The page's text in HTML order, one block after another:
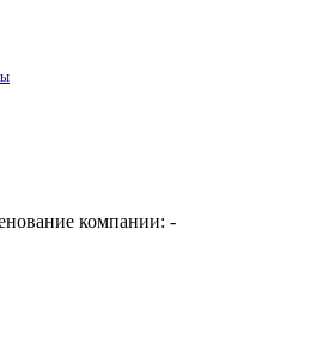
компании: -